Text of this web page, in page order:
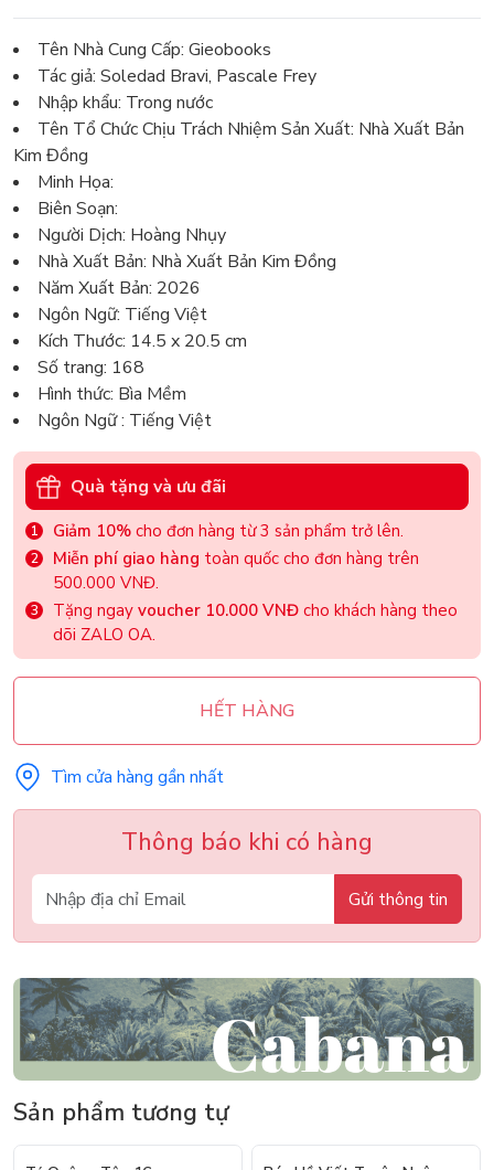
Tên Nhà Cung Cấp: Gieobooks
Tác giả: Soledad Bravi, Pascale Frey
Nhập khẩu: Trong nước
Tên Tổ Chức Chịu Trách Nhiệm Sản Xuất: Nhà Xuất Bản
Kim Đồng
Minh Họa:
Biên Soạn:
Người Dịch: Hoàng Nhụy
Nhà Xuất Bản: Nhà Xuất Bản Kim Đồng
Năm Xuất Bản: 2026
Ngôn Ngữ: Tiếng Việt
Kích Thước: 14.5 x 20.5 cm
Số trang: 168
Hình thức: Bìa Mềm
Ngôn Ngữ : Tiếng Việt
Quà tặng và ưu đãi
Giảm 10% cho đơn hàng từ 3 sản phẩm trở lên.
Miễn phí giao hàng toàn quốc cho đơn hàng trên
500.000 VNĐ.
Tặng ngay voucher 10.000 VNĐ cho khách hàng theo
dõi ZALO OA.
HẾT HÀNG
Tìm cửa hàng gần nhất
Thông báo khi có hàng
Gửi thông tin
Sản phẩm tương tự
- 20%